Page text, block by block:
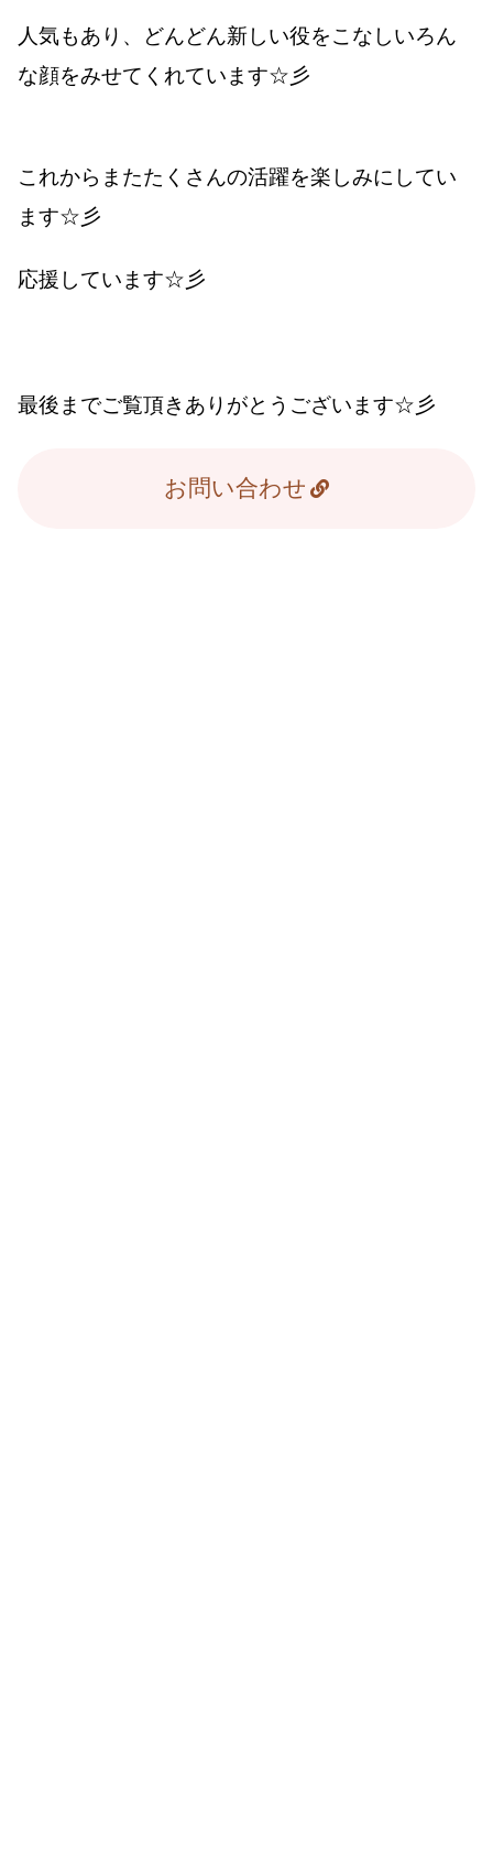
人気もあり、どんどん新しい役をこなしいろん
な顔をみせてくれています☆彡
これからまたたくさんの活躍を楽しみにしてい
ます☆彡
応援しています☆彡
最後までご覧頂きありがとうございます☆彡
お問い合わせ